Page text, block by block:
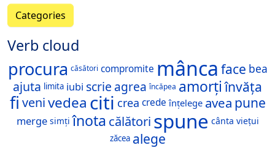
Categories
Verb cloud
procura căsători compromite mânca face bea
ajuta limita iubi scrie agrea încăpea amorțiînvăța
fi venivedea citi crea crede înțelege avea pune
merge simți înota călători spune cânta viețui
zăcea alege